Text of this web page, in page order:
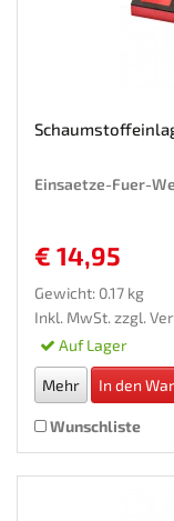
Einsaetze-Fuer-
€ 14,95
Gewicht: 0.17 kg
Inkl. MwSt. zzgl.
Auf Lager
Mehr In den
Wunschliste